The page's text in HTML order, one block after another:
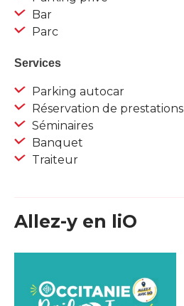
Bar
Parc
Services
Parking autocar
Réservation de prestations
Séminaires
Banquet
Traiteur
Allez-y en liO